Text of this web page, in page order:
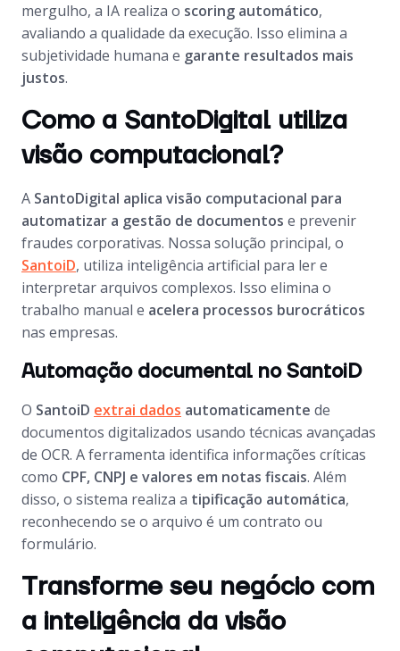
mergulho, a IA realiza o scoring automático,
avaliando a qualidade da execução. Isso elimina a
subjetividade humana e garante resultados mais
justos.
Como a SantoDigital utiliza
visão computacional?
A SantoDigital aplica visão computacional para
automatizar a gestão de documentos e prevenir
fraudes corporativas. Nossa solução principal, o
SantoiD, utiliza inteligência artificial para ler e
interpretar arquivos complexos. Isso elimina o
trabalho manual e acelera processos burocráticos
nas empresas.
Automação documental no SantoiD
O SantoiD extrai dados automaticamente de
documentos digitalizados usando técnicas avançadas
de OCR. A ferramenta identifica informações críticas
como CPF, CNPJ e valores em notas fiscais. Além
disso, o sistema realiza a tipificação automática,
reconhecendo se o arquivo é um contrato ou
formulário.
Transforme seu negócio com
a inteligência da visão